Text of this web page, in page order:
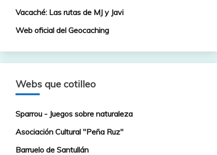
Vacaché: Las rutas de MJ y Javi
Web oficial del Geocaching
Webs que cotilleo
Sparrou - Juegos sobre naturaleza
Asociación Cultural "Peña Ruz"
Barruelo de Santullán